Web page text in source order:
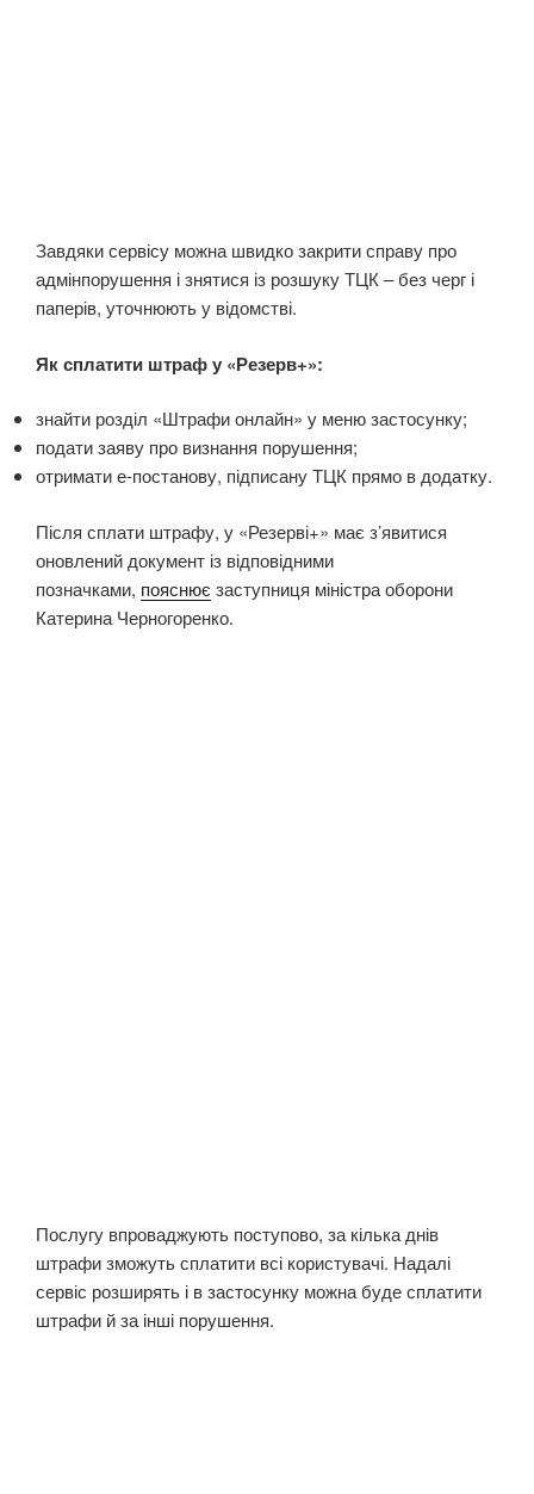
Завдяки сервісу можна швидко закрити справу про
адмінпорушення і знятися із розшуку ТЦК – без черг і
паперів, уточнюють у відомстві.
Як сплатити штраф у «Резерв+»:
знайти розділ «Штрафи онлайн» у меню застосунку;
подати заяву про визнання порушення;
отримати е-постанову, підписану ТЦК прямо в додатку.
Після сплати штрафу, у «Резерві+» має з’явитися
оновлений документ із відповідними
позначками, пояснює заступниця міністра оборони
Катерина Черногоренко.
Послугу впроваджують поступово, за кілька днів
штрафи зможуть сплатити всі користувачі. Надалі
сервіс розширять і в застосунку можна буде сплатити
штрафи й за інші порушення.